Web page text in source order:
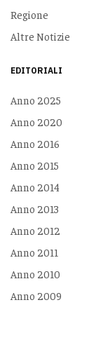
Regione
Altre Notizie
EDITORIALI
Anno 2025
Anno 2020
Anno 2016
Anno 2015
Anno 2014
Anno 2013
Anno 2012
Anno 2011
Anno 2010
Anno 2009